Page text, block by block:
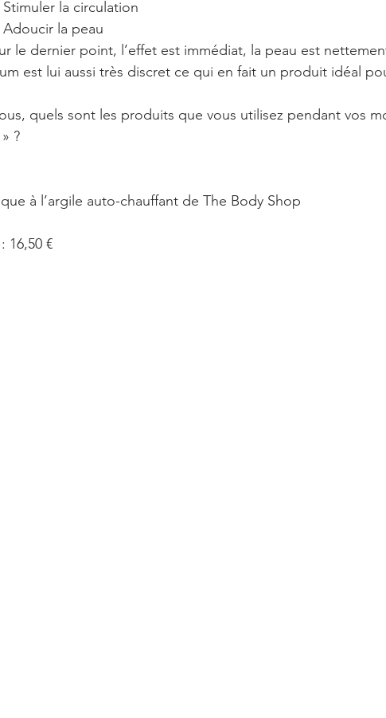
Stimuler la circulation
Adoucir la peau
le dernier point, l’effet est immédiat, la peau est
est lui aussi très discret ce qui en fait un produit idéal
quels sont les produits que vous utilisez pendant vos
?
à l’argile auto-chauffant de The Body Shop
16,50 €